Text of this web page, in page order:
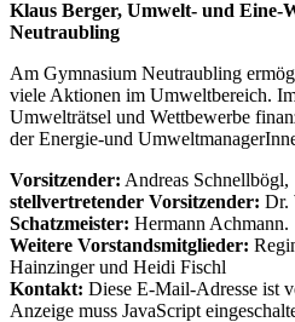
Klaus Berger, Umwelt- und Eine-
Neutraubling
Am Gymnasium Neutraubling
viele Aktionen im Umweltbereich.
Umwelträtsel und Wettbewerbe
der Energie-und
Vorsitzender: Andreas Schnellbögl,
stellvertretender Vorsitzender: Dr.
Schatzmeister: Hermann Achmann.
Weitere Vorstandsmitglieder:
Hainzinger und Heidi Fischl
Kontakt: Diese E-Mail-Adresse ist
Anzeige muss JavaScript